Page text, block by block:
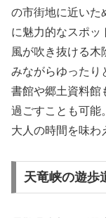
の市街地に近いた
に魅力的なスポッ
風が吹き抜ける木
みながらゆったり
書館や郷土資料館
過ごすことも可能
大人の時間を味わ
天竜峡の遊歩